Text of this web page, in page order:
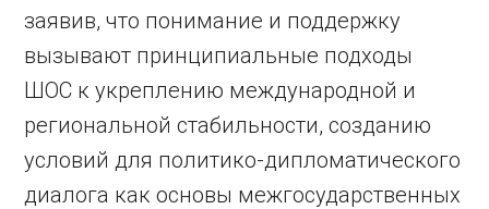
заявив, что понимание и поддержку
вызывают принципиальные подходы
ШОС к укреплению международной и
региональной стабильности, созданию
условий для политико-дипломатического
диалога как основы межгосударственных